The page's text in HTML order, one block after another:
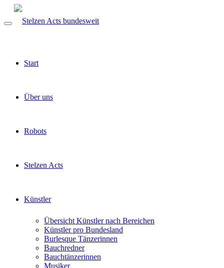
Start
Über uns
Robots
Stelzen Acts
Künstler
Übersicht Künstler nach Bereichen
Künstler pro Bundesland
Burlesque Tänzerinnen
Bauchredner
Bauchtänzerinnen
Musiker